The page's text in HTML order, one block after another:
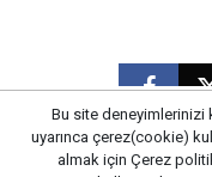
CM Bilişim
Bu site deneyimlerinizi
uyarınca çerez(cookie)
almak için Çerez